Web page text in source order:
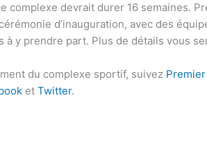
complexe devrait durer 16 semaines.
cérémonie d’inauguration, avec des
à y prendre part. Plus de détails vous
du complexe sportif, suivez
etTwitter.